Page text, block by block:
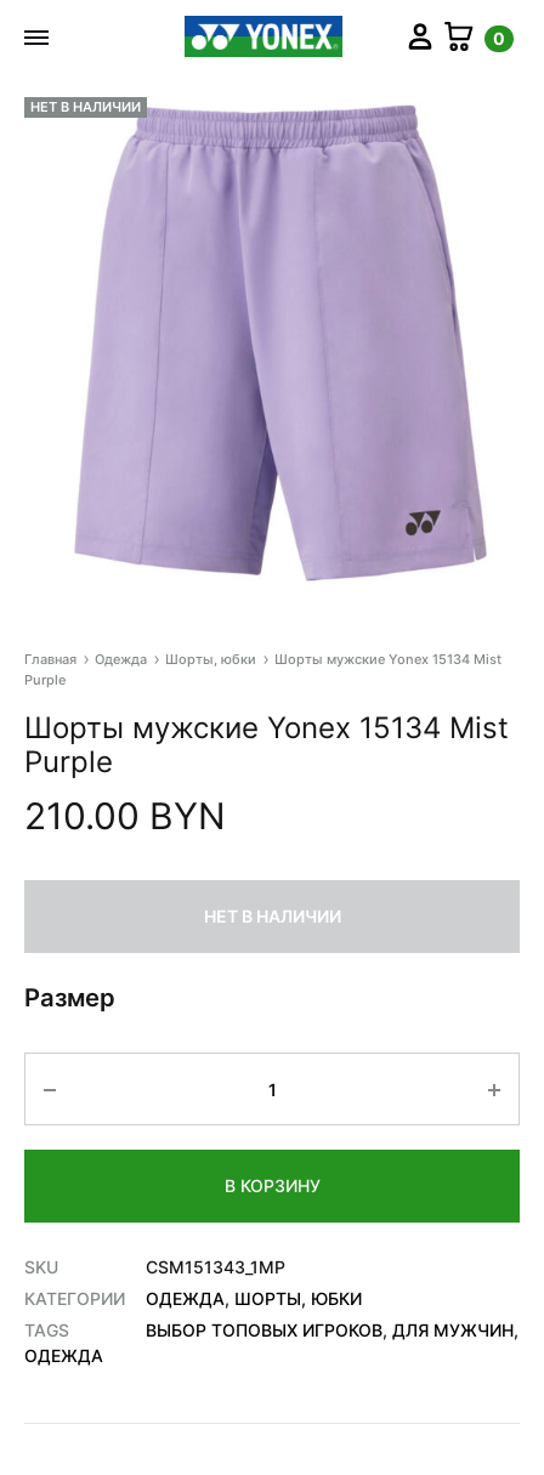
Мой аккаунт
0
НЕТ В НАЛИЧИИ
Главная Одежда Шорты, юбки
Шорты мужские Yonex 15134 Mist
Purple
Шорты мужские Yonex 15134 Mist
Purple
210.00 BYN
НЕТ В НАЛИЧИИ
Размер
В КОРЗИНУ
SKU
CSM151343_1MP
КАТЕГОРИИ
ОДЕЖДА, ШОРТЫ, ЮБКИ
TAGS
ВЫБОР ТОПОВЫХ ИГРОКОВ, ДЛЯ МУЖЧИН,
ОДЕЖДА